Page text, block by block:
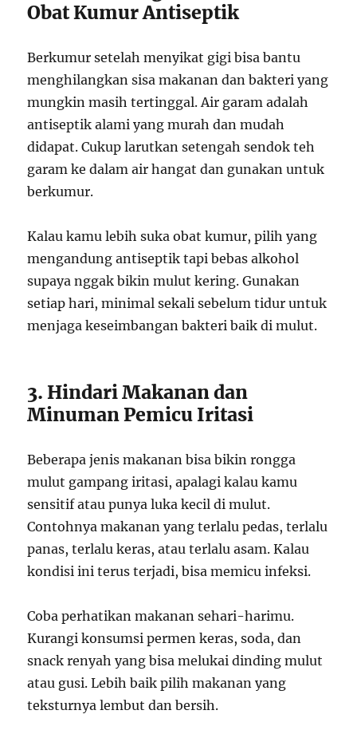
Obat Kumur Antiseptik
Berkumur setelah menyikat gigi bisa bantu
menghilangkan sisa makanan dan bakteri yang
mungkin masih tertinggal. Air garam adalah
antiseptik alami yang murah dan mudah
didapat. Cukup larutkan setengah sendok teh
garam ke dalam air hangat dan gunakan untuk
berkumur.
Kalau kamu lebih suka obat kumur, pilih yang
mengandung antiseptik tapi bebas alkohol
supaya nggak bikin mulut kering. Gunakan
setiap hari, minimal sekali sebelum tidur untuk
menjaga keseimbangan bakteri baik di mulut.
3. Hindari Makanan dan
Minuman Pemicu Iritasi
Beberapa jenis makanan bisa bikin rongga
mulut gampang iritasi, apalagi kalau kamu
sensitif atau punya luka kecil di mulut.
Contohnya makanan yang terlalu pedas, terlalu
panas, terlalu keras, atau terlalu asam. Kalau
kondisi ini terus terjadi, bisa memicu infeksi.
Coba perhatikan makanan sehari-harimu.
Kurangi konsumsi permen keras, soda, dan
snack renyah yang bisa melukai dinding mulut
atau gusi. Lebih baik pilih makanan yang
teksturnya lembut dan bersih.